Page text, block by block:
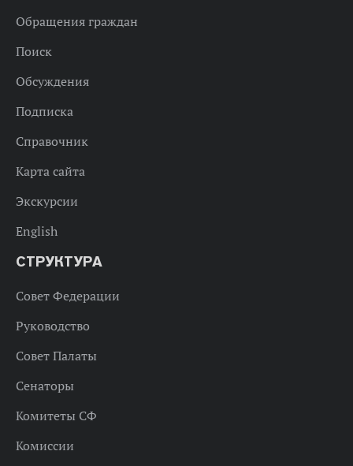
Обращения граждан
Поиск
Обсуждения
Подписка
Справочник
Карта сайта
Экскурсии
English
СТРУКТУРА
Совет Федерации
Руководство
Совет Палаты
Сенаторы
Комитеты СФ
Комиссии